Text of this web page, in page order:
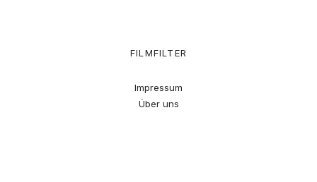
FILMFILTER
Impressum
Über uns